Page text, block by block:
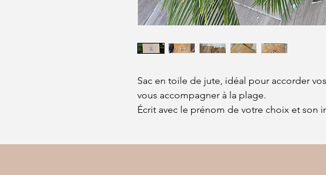
Sac en toile de jute, idéal pour accorder
vous accompagner à la plage.
Écrit avec le prénom de votre choix et son